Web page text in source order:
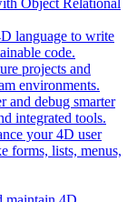
Object Relational
language to write
code.
projects and
environments.
and debug smarter
integrated tools.
your 4D user
forms, lists, menus,